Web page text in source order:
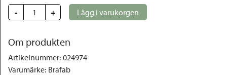
- + Lägg i varukorgen
Om produkten
Artikelnummer: 024974
Varumärke: Brafab